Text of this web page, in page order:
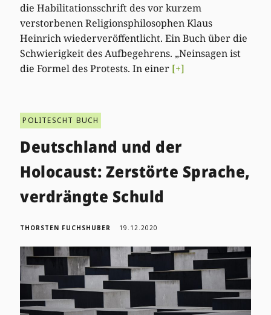
die Habilitationsschrift des vor kurzem
verstorbenen Religionsphilosophen Klaus
Heinrich wiederveröffentlicht. Ein Buch über die
Schwierigkeit des Aufbegehrens. „Neinsagen ist
die Formel des Protests. In einer [+]
POLITESCHT BUCH
Deutschland und der
Holocaust: Zerstörte Sprache,
verdrängte Schuld
THORSTEN FUCHSHUBER 19.12.2020